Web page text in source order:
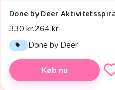
330 kr.264 kr.
Done by Deer
Køb nu